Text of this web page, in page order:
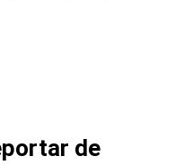
de